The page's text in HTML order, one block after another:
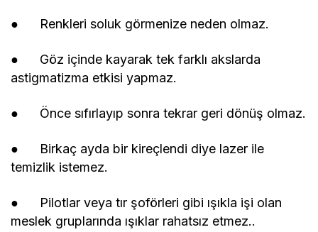
● Renkleri soluk görmenize neden olmaz.
● Göz içinde kayarak tek farklı akslarda
astigmatizma etkisi yapmaz.
● Önce sıfırlayıp sonra tekrar geri dönüş olmaz.
● Birkaç ayda bir kireçlendi diye lazer ile
temizlik istemez.
● Pilotlar veya tır şoförleri gibi ışıkla işi olan
meslek gruplarında ışıklar rahatsız etmez..